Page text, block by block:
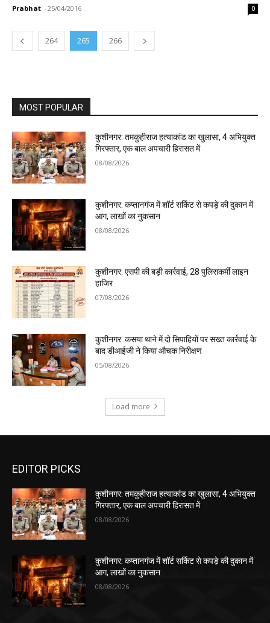
Prabhat - 25/04/2016 0
264 265 266
MOST POPULAR
कुशीनगर: तमकुहीराज हत्याकांड का खुलासा, 4 अभियुक्त
गिरफ्तार, एक बाल अपचारी हिरासत में
08/08/2026
कुशीनगर: कप्तानगंज में शॉर्ट सर्किट से कपड़े की दुकान में
आग, लाखों का नुकसान
08/08/2026
कुशीनगर: एसपी की बड़ी कार्रवाई, 28 पुलिसकर्मी लाइन
हाजिर
07/08/2026
कुशीनगर: कसया थाने में दो सिपाहियों पर सख्त कार्रवाई के
बाद डीआईजी ने किया औचक निरीक्षण
05/08/2026
Load more
EDITOR PICKS
कुशीनगर: तमकुहीराज हत्याकांड का खुलासा, 4 अभियुक्त
गिरफ्तार, एक बाल अपचारी हिरासत में
08/08/2026
कुशीनगर: कप्तानगंज में शॉर्ट सर्किट से कपड़े की दुकान में
आग, लाखों का नुकसान
08/08/2026